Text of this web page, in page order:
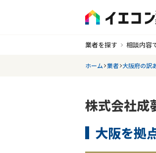
業者を探す 相談内容
ホーム 業者 大阪府の訳
株式会社成
大阪を拠